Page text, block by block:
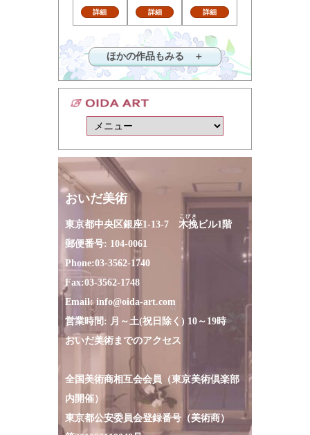
詳細 詳細 詳細
ほかの作品もみる ＋
おいだ美術
東京都中央区銀座1-13-7 木挽
こびき
ビル1階
郵便番号: 104-0061
Phone:03-3562-1740
Fax:03-3562-1748
Email: info@oida-art.com
営業時間: 月～土(祝日除く) 10～19時
おいだ美術までのアクセス
全国美術商相互会会員（東京美術倶楽部
内開催）
東京都公安委員会登録番号（美術商）